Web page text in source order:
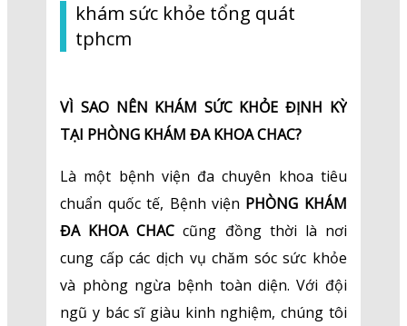
khám sức khỏe tổng quát
tphcm
VÌ SAO NÊN KHÁM SỨC KHỎE ĐỊNH KỲ
TẠI PHÒNG KHÁM ĐA KHOA CHAC?
Là một bệnh viện đa chuyên khoa tiêu
chuẩn quốc tế, Bệnh viện PHÒNG KHÁM
ĐA KHOA CHAC cũng đồng thời là nơi
cung cấp các dịch vụ chăm sóc sức khỏe
và phòng ngừa bệnh toàn diện. Với đội
ngũ y bác sĩ giàu kinh nghiệm, chúng tôi